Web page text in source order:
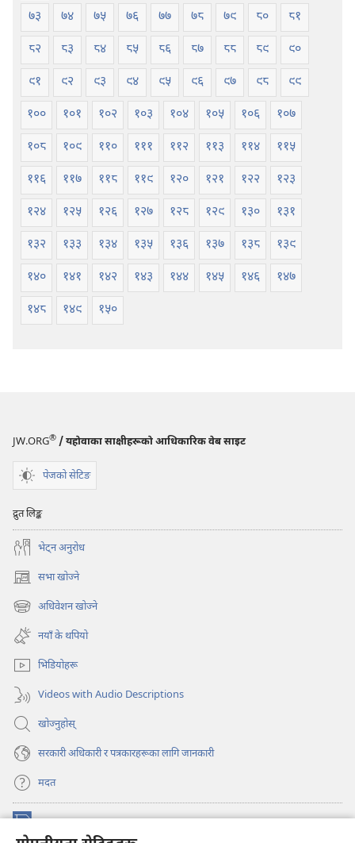
७३
७४ ७५ ७६ ७७ ७८ ७९ ८०
८१
८२
८३ ८४ ८५ ८६ ८७ ८८ ८९
९०
९१
९२ ९३ ९४ ९५ ९६ ९७ ९८
९९
१००
१०१ १०२ १०३ १०४ १०५ १०६
१०७
१०८
१०९ ११० १११ ११२ ११३ ११४
११५
११६
११७ ११८ ११९ १२० १२१ १२२
१२३
१२४
१२५ १२६ १२७ १२८ १२९ १३०
१३१
१३२
१३३ १३४ १३५ १३६ १३७ १३८
१३९
१४०
१४१ १४२ १४३ १४४ १४५ १४६
१४७
१४८
१४९ १५०
JW.ORG® / यहोवाका साक्षीहरूको आधिकारिक वेब साइट
पेजको सेटिङ
द्रुत लिङ्क
भेट्‌न अनुरोध
सभा खोज्ने
(ब्राउजरको
अर्को
ट्याबमा
नयाँ
पृष्ठ
खुल्नेछ)
अधिवेशन खोज्ने
(ब्राउजरको
अर्को
ट्याबमा
नयाँ
पृष्ठ
खुल्नेछ)
नयाँ के थपियो
भिडियोहरू
Videos with Audio Descriptions
खोज्नुहोस्‌
सरकारी अधिकारी र पत्रकारहरूका लागि जानकारी
मदत